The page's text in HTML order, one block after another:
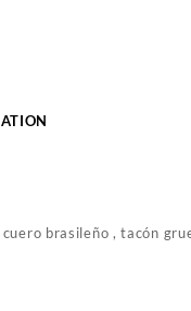
brasileño , tacón